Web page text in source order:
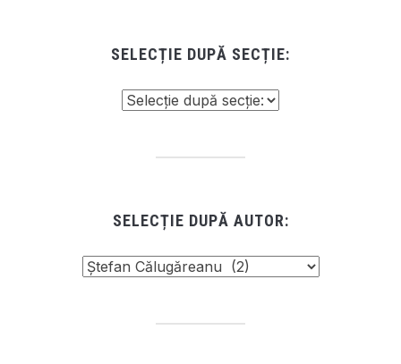
SELECȚIE DUPĂ SECȚIE:
SELECȚIE DUPĂ AUTOR: